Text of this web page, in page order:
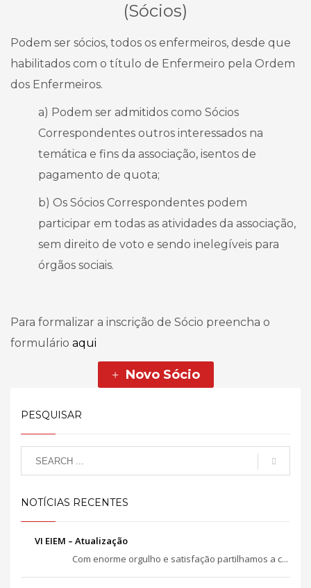
(Sócios)
Podem ser sócios, todos os enfermeiros, desde que
habilitados com o título de Enfermeiro pela Ordem
dos Enfermeiros.
a) Podem ser admitidos como Sócios
Correspondentes outros interessados na
temática e fins da associação, isentos de
pagamento de quota;
b) Os Sócios Correspondentes podem
participar em todas as atividades da associação,
sem direito de voto e sendo inelegíveis para
órgãos sociais.
Para formalizar a inscrição de Sócio preencha o
formulário aqui
Novo Sócio
PESQUISAR
NOTÍCIAS RECENTES
VI EIEM – Atualização
Com enorme orgulho e satisfação partilhamos a c...